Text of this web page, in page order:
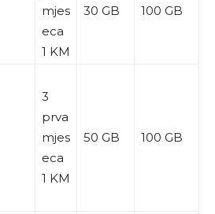
mjes
eca
1 KM
30 GB 100 GB
3
prva
mjes
eca
1 KM
50 GB 100 GB